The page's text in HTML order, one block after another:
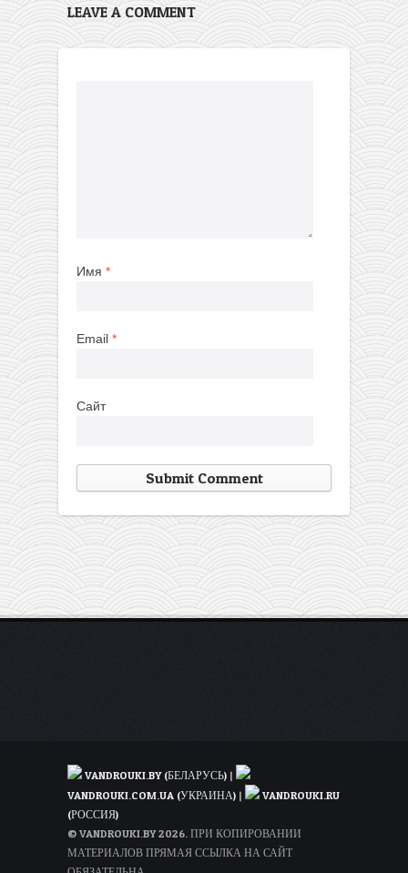
LEAVE A COMMENT
Имя *
Email *
Сайт
VANDROUKI.BY (БЕЛАРУСЬ) |
VANDROUKI.COM.UA (УКРАИНА) |
VANDROUKI.RU
(РОССИЯ)
© VANDROUKI.BY 2026. ПРИ КОПИРОВАНИИ
МАТЕРИАЛОВ ПРЯМАЯ ССЫЛКА НА САЙТ